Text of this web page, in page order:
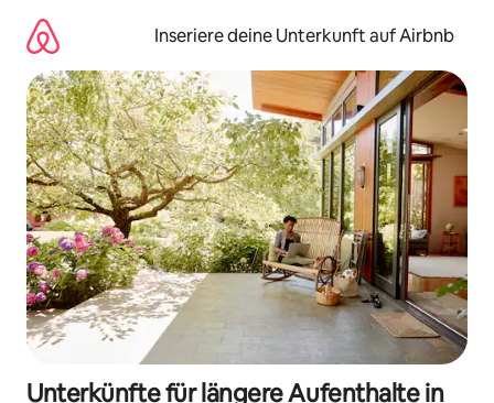
Inhalten
springen
Inseriere deine Unterkunft auf Airbnb
Unterkünfte für längere Aufenthalte in